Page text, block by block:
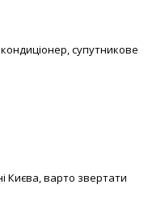
супутникове
Києва, варто звертати